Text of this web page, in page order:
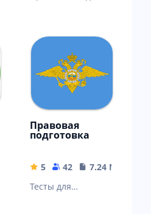
Правовая
подготовка
5 42
7.24 MB
Тесты для